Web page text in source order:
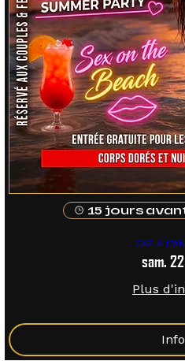
15 jours
CAP A
sam.
Plus